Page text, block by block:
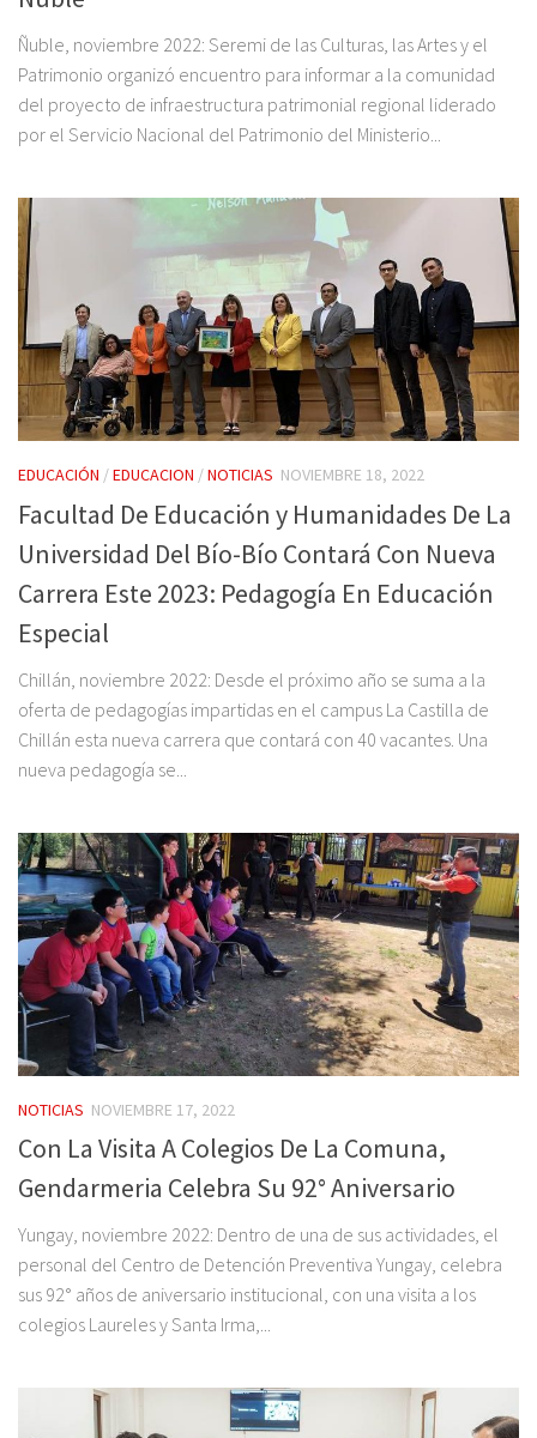
Ñuble, noviembre 2022: Seremi de las Culturas, las Artes y el
Patrimonio organizó encuentro para informar a la comunidad
del proyecto de infraestructura patrimonial regional liderado
por el Servicio Nacional del Patrimonio del Ministerio...
EDUCACIÓN /EDUCACION /NOTICIAS NOVIEMBRE 18, 2022
Facultad De Educación y Humanidades De La
Universidad Del Bío-Bío Contará Con Nueva
Carrera Este 2023: Pedagogía En Educación
Especial
Chillán, noviembre 2022: Desde el próximo año se suma a la
oferta de pedagogías impartidas en el campus La Castilla de
Chillán esta nueva carrera que contará con 40 vacantes. Una
nueva pedagogía se...
NOTICIAS NOVIEMBRE 17, 2022
Con La Visita A Colegios De La Comuna,
Gendarmeria Celebra Su 92° Aniversario
Yungay, noviembre 2022: Dentro de una de sus actividades, el
personal del Centro de Detención Preventiva Yungay, celebra
sus 92° años de aniversario institucional, con una visita a los
colegios Laureles y Santa Irma,...